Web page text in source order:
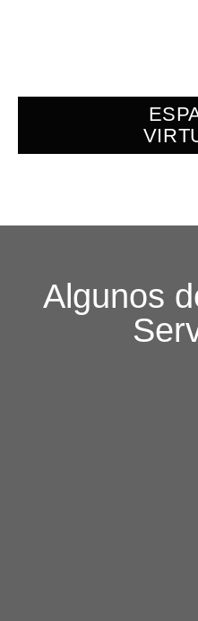
Algunos